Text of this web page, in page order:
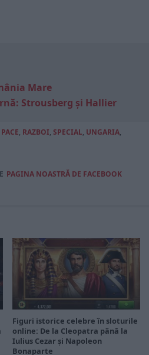
Mare
Strousberg și Hallier
, RAZBOI, SPECIAL, UNGARIA,
PAGINA NOASTRĂ DE FACEBOOK
Figuri istorice celebre în sloturile
online: De la Cleopatra până la
Iulius Cezar și Napoleon
Bonaparte